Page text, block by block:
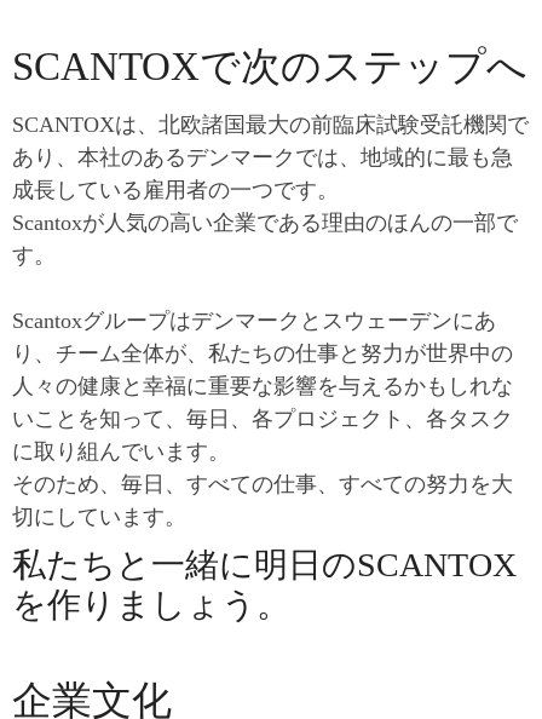
SCANTOXで次のステップへ
SCANTOXは、北欧諸国最大の前臨床試験受託機関で
あり、本社のあるデンマークでは、地域的に最も急
成長している雇用者の一つです。
Scantoxが人気の高い企業である理由のほんの一部で
す。
Scantoxグループはデンマークとスウェーデンにあ
り、チーム全体が、私たちの仕事と努力が世界中の
人々の健康と幸福に重要な影響を与えるかもしれな
いことを知って、毎日、各プロジェクト、各タスク
に取り組んでいます。
そのため、毎日、すべての仕事、すべての努力を大
切にしています。
私たちと一緒に明日のSCANTOX
を作りましょう。
企業文化